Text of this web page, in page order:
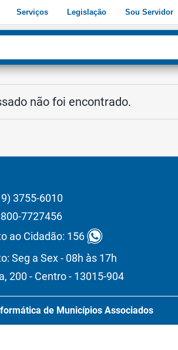
Serviços Legislação Sou Servidor
não foi encontrado.
3755-6010
7727456
ao Cidadão: 156
Seg a Sex - 08h às 17h
200 - Centro - 13015-904
de Municípios Associados